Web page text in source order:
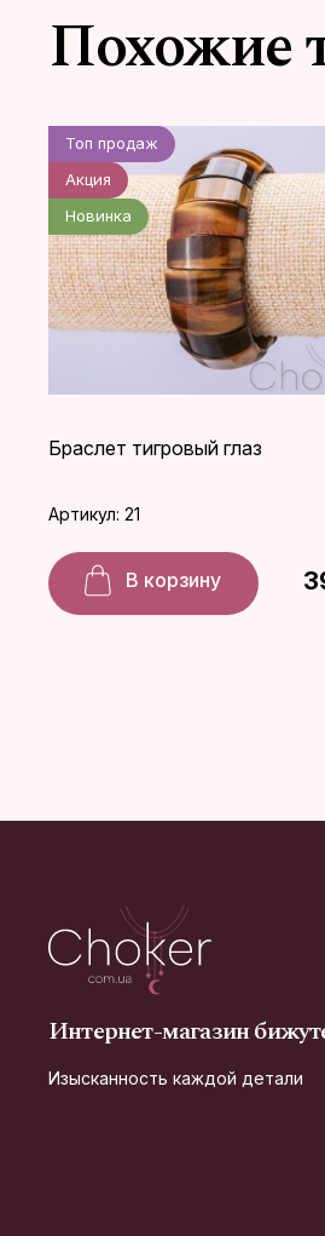
Похожие
Топ продаж
Акция
Новинка
Браслет тигровый глаз
Артикул: 21
В корзину
Интернет-магазин
Изысканность каждой детали